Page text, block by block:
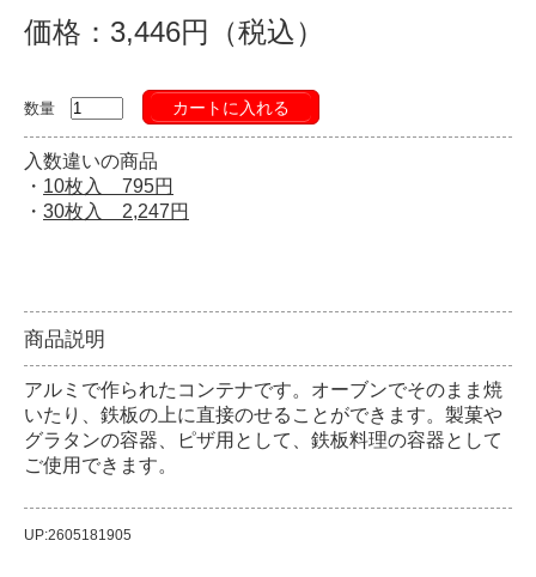
価格：3,446円（税込）
数量 カートに入れる
入数違いの商品
・ 10枚入 795円
・ 30枚入 2,247円
商品説明
アルミで作られたコンテナです。オーブンでそのまま焼
いたり、鉄板の上に直接のせることができます。製菓や
グラタンの容器、ピザ用として、鉄板料理の容器として
ご使用できます。
UP:2605181905